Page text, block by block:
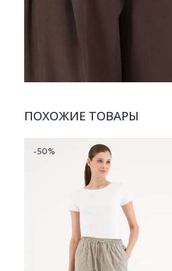
ПОХОЖИЕ ТОВАРЫ
-50%